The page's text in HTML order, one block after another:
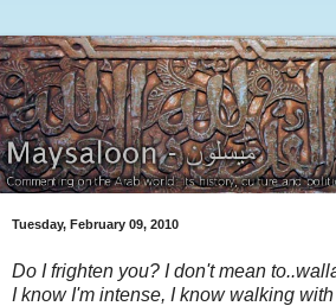
Tuesday, February 09, 2010
Do I frighten you? I don't mean
I know I'm intense, I know walking